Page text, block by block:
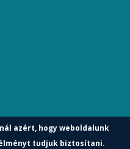
azért, hogy weboldalunk
tudjuk biztosítani.